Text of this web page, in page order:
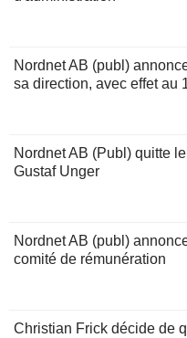
Nordnet AB (publ)
sa direction, avec effet au
Nordnet AB (Publ) quitte
Gustaf Unger
Nordnet AB (publ)
comité de rémunération
Christian Frick décide de